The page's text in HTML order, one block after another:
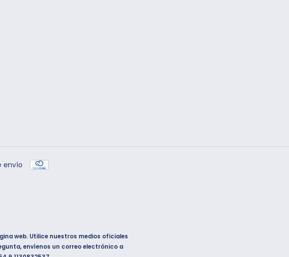
envío
web. Utilice nuestros medios oficiales
envíenos un correo electrónico a